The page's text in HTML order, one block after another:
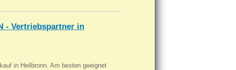
- Vertriebspartner in
in Heilbronn. Am besten geeignet